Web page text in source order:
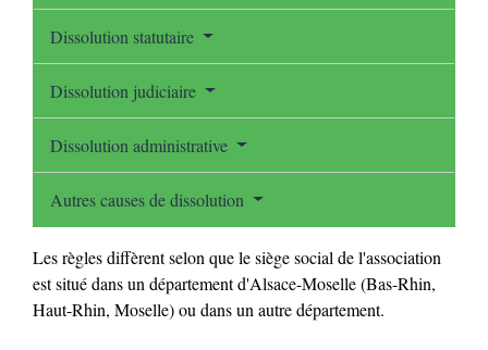
Dissolution statutaire
Dissolution judiciaire
Dissolution administrative
Autres causes de dissolution
Les règles diffèrent selon que le siège social de l'association
est situé dans un département d'Alsace-Moselle (Bas-Rhin,
Haut-Rhin, Moselle) ou dans un autre département.